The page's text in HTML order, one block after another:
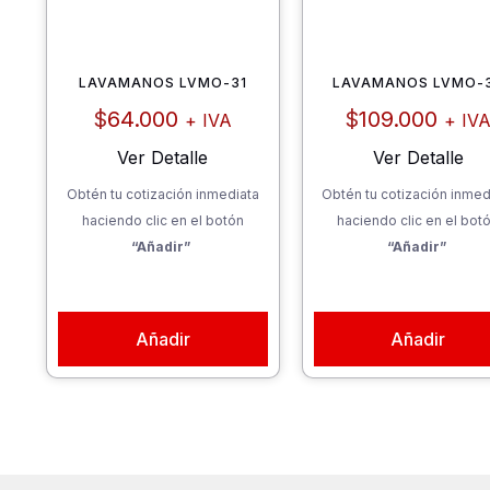
LAVAMANOS LVMO-31
$64.000 + IVA
Ver Detalle
Obtén tu cotización inmediata
haciendo clic en el botón
“Añadir”
Añadir
LAVAMANOS LVMO-
$109.000 + IVA
Ver Detalle
Obtén tu cotización
haciendo clic en el
“Añadir”
Añadir